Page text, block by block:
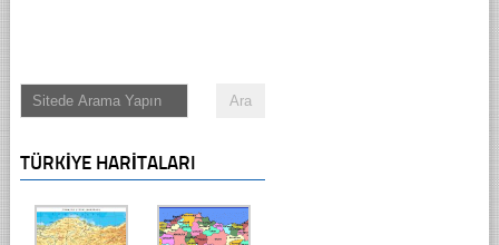
TÜRKIYE HARITALARI